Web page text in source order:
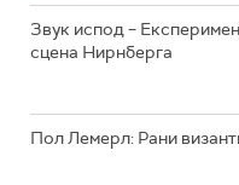
Звук испод –
сцена Нирнберга
Пол Лемерл: Рани